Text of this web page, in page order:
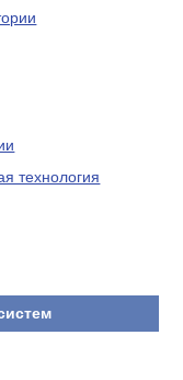
технология